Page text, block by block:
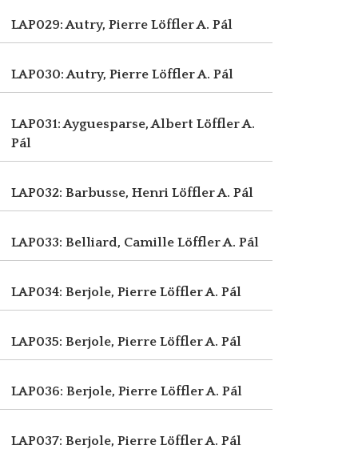
LAP029: Autry, Pierre Löffler A. Pál
LAP030: Autry, Pierre Löffler A. Pál
LAP031: Ayguesparse, Albert Löffler A.
Pál
LAP032: Barbusse, Henri Löffler A. Pál
LAP033: Belliard, Camille Löffler A. Pál
LAP034: Berjole, Pierre Löffler A. Pál
LAP035: Berjole, Pierre Löffler A. Pál
LAP036: Berjole, Pierre Löffler A. Pál
LAP037: Berjole, Pierre Löffler A. Pál